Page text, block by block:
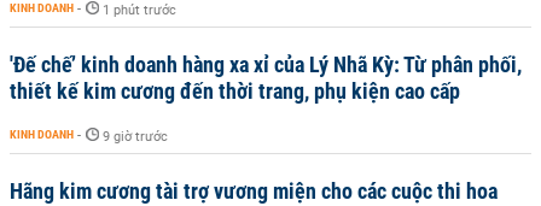
KINH DOANH - 1 phút trước
'Đế chế’ kinh doanh hàng xa xỉ của Lý Nhã Kỳ: Từ phân phối,
thiết kế kim cương đến thời trang, phụ kiện cao cấp
KINH DOANH - 9 giờ trước
Hãng kim cương tài trợ vương miện cho các cuộc thi hoa